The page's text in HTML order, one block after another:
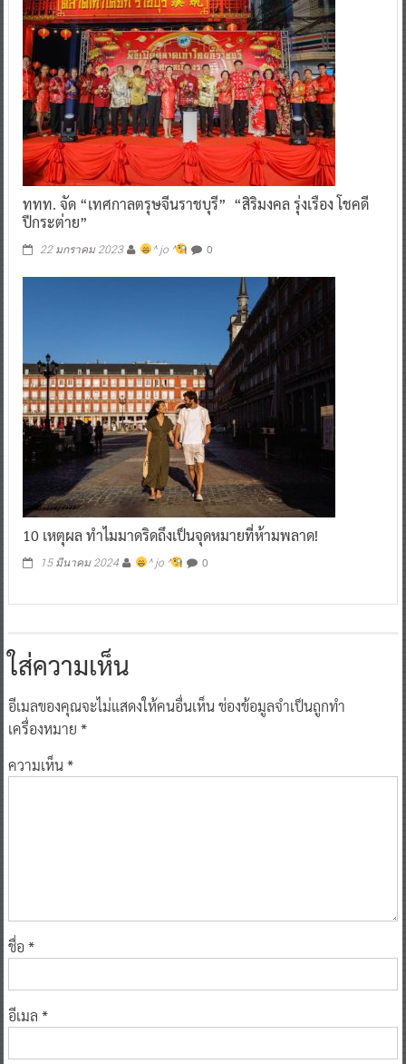
ททท. จัด “เทศกาลตรุษจีนราชบุรี” “สิริมงคล รุ่งเรือง โชคดี
ปีกระต่าย”
22 มกราคม 2023 ^ jo ^ 0
10 เหตุผล ทำไมมาดริดถึงเป็นจุดหมายที่ห้ามพลาด!
15 มีนาคม 2024 ^ jo ^ 0
ใส่ความเห็น
อีเมลของคุณจะไม่แสดงให้คนอื่นเห็นช่องข้อมูลจำเป็นถูกทำ
เครื่องหมาย *
ความเห็น*
ชื่อ *
อีเมล *